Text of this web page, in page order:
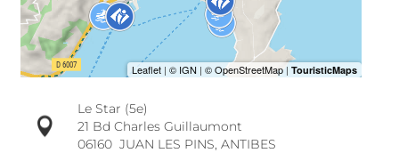
Le Star (5e)
21 Bd Charles Guillaumont
06160 JUAN LES PINS, ANTIBES